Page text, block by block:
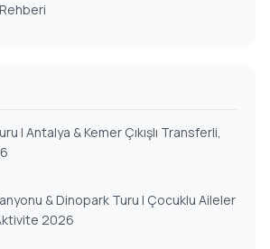
| Antalya & Kemer Çıkışlı Transferli,
& Dinopark Turu | Çocuklu Aileler
2026